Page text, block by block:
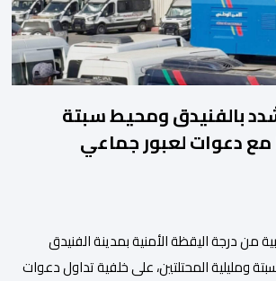
بالفنيدق ومحيط سبتة
مع دعوات لعبور جماعي
من درجة اليقظة الأمنية بمدينة الفنيدق
ومليلية المحتلتين، على خلفية تداول دعوات